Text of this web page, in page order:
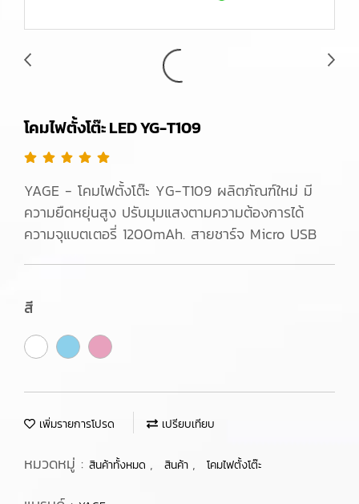
โคมไฟตั้งโต๊ะ LED YG-T109
YAGE - โคมไฟตั้งโต๊ะ YG-T109 ผลิตภัณฑ์ใหม่ มี
ความยืดหยุ่นสูง ปรับมุมแสงตามความต้องการได้
ความจุแบตเตอรี่ 1200mAh. สายชาร์จ Micro USB
สี
เพิ่มรายการโปรด เปรียบเทียบ
หมวดหมู่ : สินค้าทั้งหมด , สินค้า , โคมไฟตั้งโต๊ะ